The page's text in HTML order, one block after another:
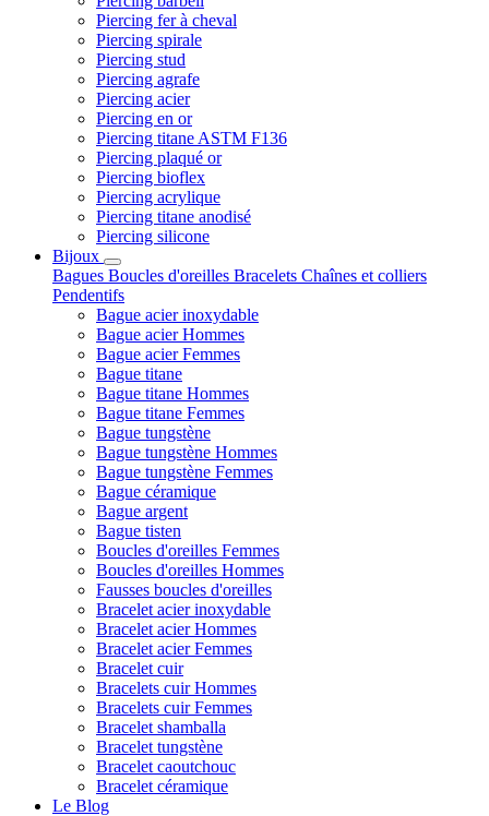
Piercing fer à cheval
Piercing spirale
Piercing stud
Piercing agrafe
Piercing acier
Piercing en or
Piercing titane ASTM F136
Piercing plaqué or
Piercing bioflex
Piercing acrylique
Piercing titane anodisé
Piercing silicone
Bijoux
Bagues Boucles d'oreilles Bracelets Chaînes et colliers
Pendentifs
Bague acier inoxydable
Bague acier Hommes
Bague acier Femmes
Bague titane
Bague titane Hommes
Bague titane Femmes
Bague tungstène
Bague tungstène Hommes
Bague tungstène Femmes
Bague céramique
Bague argent
Bague tisten
Boucles d'oreilles Femmes
Boucles d'oreilles Hommes
Fausses boucles d'oreilles
Bracelet acier inoxydable
Bracelet acier Hommes
Bracelet acier Femmes
Bracelet cuir
Bracelets cuir Hommes
Bracelets cuir Femmes
Bracelet shamballa
Bracelet tungstène
Bracelet caoutchouc
Bracelet céramique
Le Blog